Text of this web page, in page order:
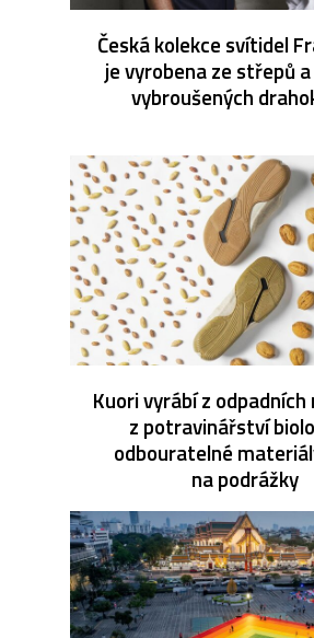
Česká kolekce svítidel
je vyrobena ze střepů
vybroušených
Kuori vyrábí z
z potravinářství
odbouratelné
na podrážky